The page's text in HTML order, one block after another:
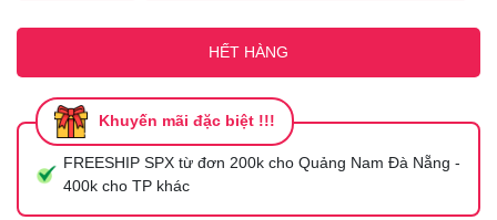
HẾT HÀNG
Khuyến mãi đặc biệt !!!
FREESHIP SPX từ đơn 200k cho Quảng Nam Đà Nẵng -
400k cho TP khác